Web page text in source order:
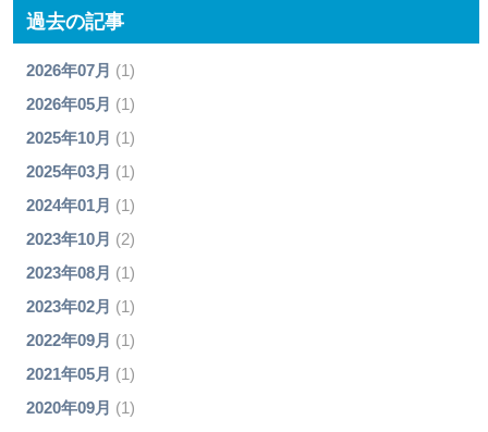
過去の記事
2026年07月 (1)
2026年05月 (1)
2025年10月 (1)
2025年03月 (1)
2024年01月 (1)
2023年10月 (2)
2023年08月 (1)
2023年02月 (1)
2022年09月 (1)
2021年05月 (1)
2020年09月 (1)